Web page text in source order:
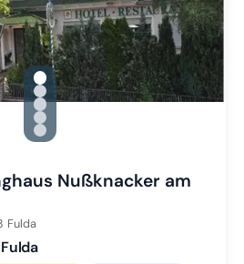
gallery.slide_selector
Zu Slide 1 wechseln
Zu Slide 2 wechseln
Zu Slide 3 wechseln
Zu Slide 4 wechseln
Zu Slide 5 wechseln
Nußknacker am
Fulda